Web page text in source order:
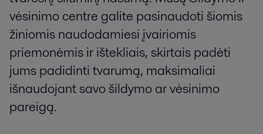
vėsinimo centre galite pasinaudoti šiomis
žiniomis naudodamiesi įvairiomis
priemonėmis ir ištekliais, skirtais padėti
jums padidinti tvarumą, maksimaliai
išnaudojant savo šildymo ar vėsinimo
pareigą.